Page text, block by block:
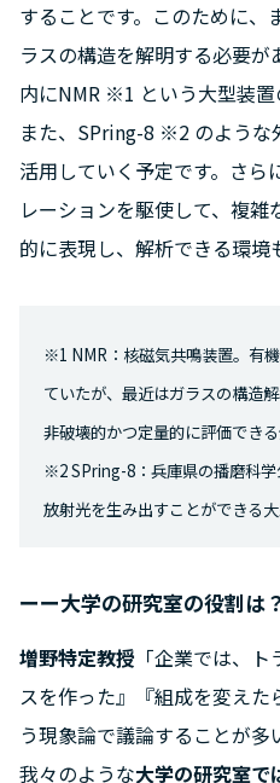
することです。このために、
ラスの構造を解明する必要
内にNMR ※1 という大型装置
また、SPring-8 ※2 のような
活用していく予定です。さら
レーションを駆使して、複
的に表現し、解析できる環境
※1 NMR：核磁気共鳴装置。有
ていたが、最近はガラスの構造
非破壊的かつ定量的に評価できる
※2 SPring-8：兵庫県の播磨科
放射光を生み出すことができる大
ーー大学の研究室の役割は？
増野特定教授 「企業では、
スを作った』『組成を変え
う現象論で議論することが多
我々のような大学の研究室で